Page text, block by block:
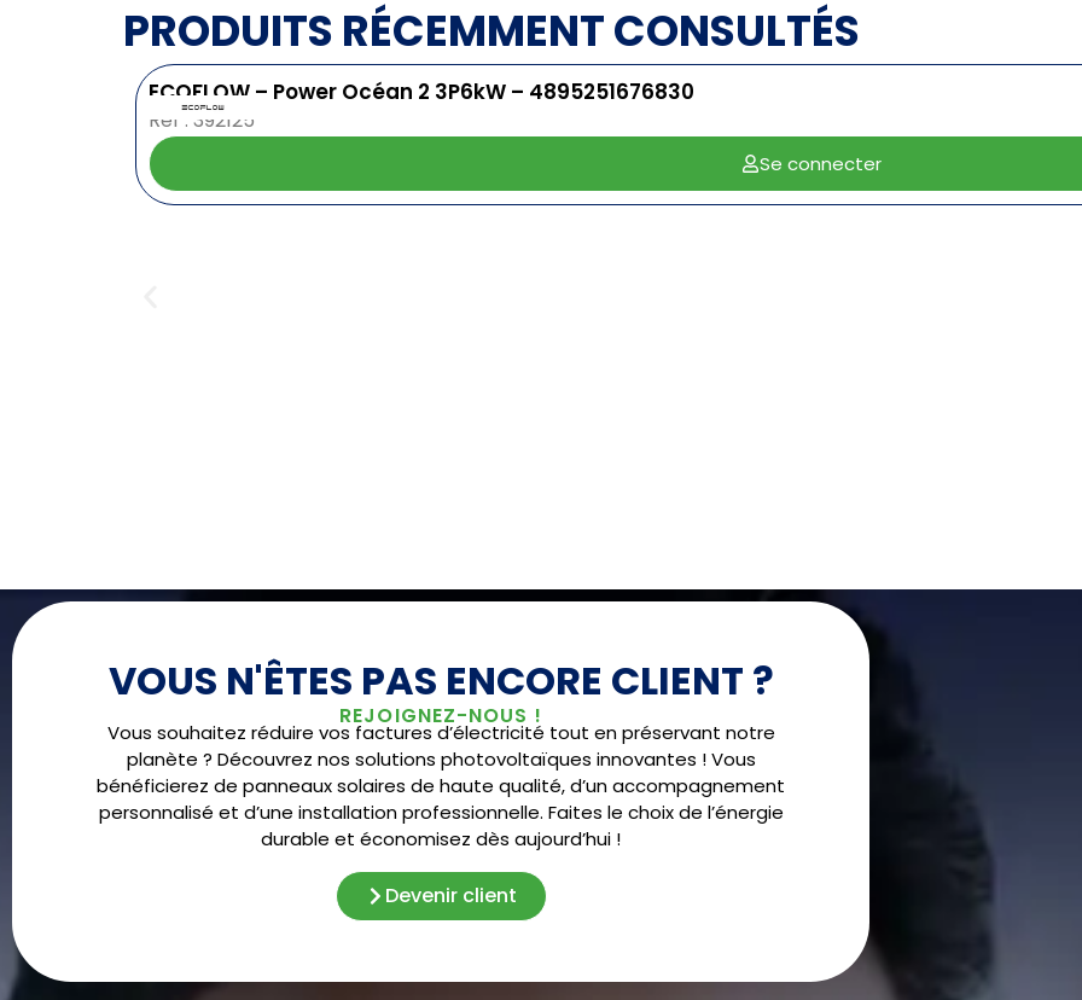
PRODUITS RÉCEMMENT CONSULTÉS
ECOFLOW – Power Océan 2 3P6kW – 4895251676830
Ref : 392125
Se connecter
VOUS N'ÊTES PAS ENCORE CLIENT ?
REJOIGNEZ-NOUS !
Vous souhaitez réduire vos factures d’électricité tout en préservant notre
planète ? Découvrez nos solutions photovoltaïques innovantes ! Vous
bénéficierez de panneaux solaires de haute qualité, d’un accompagnement
personnalisé et d’une installation professionnelle. Faites le choix de l’énergie
durable et économisez dès aujourd’hui !
Devenir client